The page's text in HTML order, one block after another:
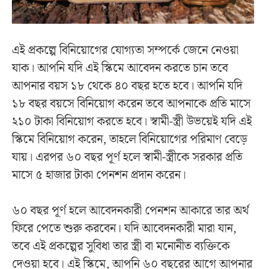
এই প্রকল্পে বিনিয়োগের যোগ্যতা সম্পর্কে জেনে নেওয়া
যাক। আপনি যদি এই স্কিমে আবেদন করতে চান তবে
আপনার বয়স ১৮ থেকে ৪০ বছর হতে হবে। আপনি যদি
১৮ বছর বয়সে বিনিয়োগ করেন তবে আপনাকে প্রতি মাসে
২১০ টাকা বিনিয়োগ করতে হবে। স্বামী-স্ত্রী উভয়েই যদি এই
স্কিমে বিনিয়োগ করেন, তাহলে বিনিয়োগের পরিমাণ বেড়ে
যায়। এরপর ৬০ বছর পূর্ণ হলে স্বামী-স্ত্রীকে সরকার প্রতি
মাসে ৫ হাজার টাকা পেনশন প্রদান করেন।
৬০ বছর পূর্ণ হলে আবেদনকারী পেনশন আকারে তার অর্থ
ফিরে পেতে শুরু করবেন। যদি আবেদনকারী মারা যান,
তবে এই প্রকল্পের সুবিধা তার স্ত্রী বা মনোনীত ব্যক্তিকে
দেওয়া হবে। এই স্কিমে, আপনি ৬০ বছরের আগে আপনার